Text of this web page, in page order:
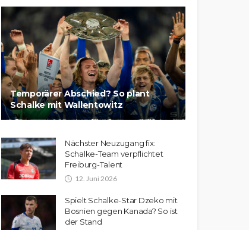
Temporärer Abschied? So plant
Schalke mit Wallentowitz
Nächster Neuzugang fix:
Schalke-Team verpflichtet
Freiburg-Talent
12. Juni 2026
Spielt Schalke-Star Dzeko mit
Bosnien gegen Kanada? So ist
der Stand